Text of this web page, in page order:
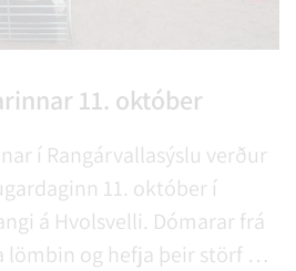
11. október
í Rangárvallasýslu verður
11. október í
á Hvolsvelli. Dómarar frá
lömbin og hefja þeir störf kl.